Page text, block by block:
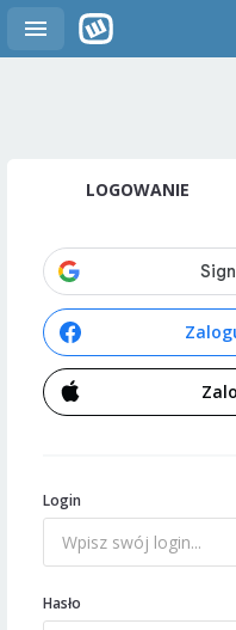
LOGOWANIE
Login
Hasło